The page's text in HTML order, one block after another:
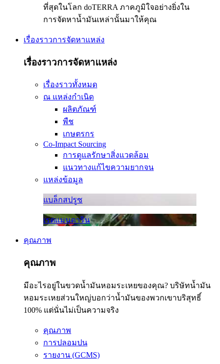
ที่สุดในโลก doTERRA ภาคภูมิใจอย่างยิ่งใน
การจัดหาน้ำมันเหล่านั้นมาให้คุณ
เรื่องราวการจัดหาแหล่ง
เรื่องราวการจัดหาแหล่ง
เรื่องราวทั้งหมด
ณ แหล่งกำเนิด
ผลิตภัณฑ์
พืช
เกษตรกร
Co-Impact Sourcing
การดูแลรักษาสิ่งแวดล้อม
แนวทางแก้ไขความยากจน
แหล่งข้อมูล
แบล็กสปรูซ
เรดแมนดาริน
คุณภาพ
คุณภาพ
มีอะไรอยู่ในขวดน้ำมันหอมระเหยของคุณ? บริษัทน้ำมัน
หอมระเหยส่วนใหญ่บอกว่าน้ำมันของพวกเขาบริสุทธิ์
100% แต่นั่นไม่เป็นความจริง
คุณภาพ
การปลอมปน
รายงาน (GCMS)